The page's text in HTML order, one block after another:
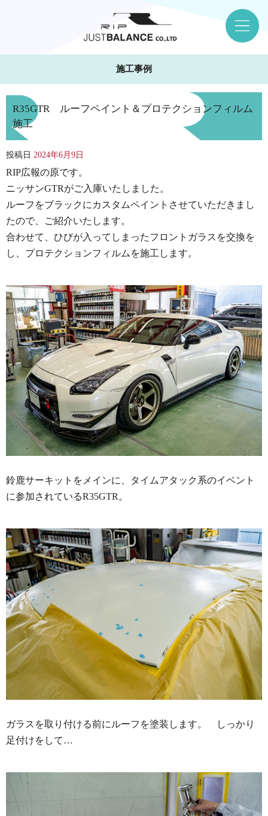
施工事例
R35GTR ルーフペイント＆プロテクションフィルム
施工
投稿日 2024年6月9日
RIP広報の原です。
ニッサンGTRがご入庫いたしました。
ルーフをブラックにカスタムペイントさせていただきまし
たので、ご紹介いたします。
合わせて、ひびが入ってしまったフロントガラスを交換を
し、プロテクションフィルムを施工します。
鈴鹿サーキットをメインに、タイムアタック系のイベント
に参加されているR35GTR。
ガラスを取り付ける前にルーフを塗装します。 しっかり
足付けをして…